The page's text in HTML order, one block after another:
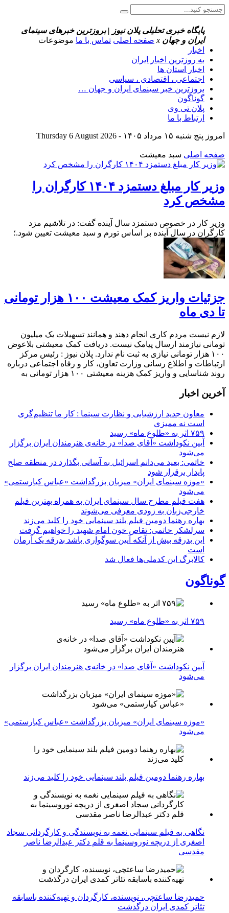
پایگاه خبری تحلیلی پلان نیوز | بروزترین خبرهای سینمای
ایران و جهان x صفحه اصلی تماس با ما موضوعات
اخبار
به روزترین اخبار ایران
اخبار استان ها
اجتماعی ، اقتصادی ، سیاسی
بروزترین خبر سینمای ایران و جهان …
گوناگون
پلان تی وی
ارتباط با ما
امروز پنج شنبه ۱۵ مرداد ۱۴۰۵ - Thursday 6 August 2026
صفحه اصلی سبد معیشت
وزیر کار مبلغ دستمزد ۱۴۰۴ کارگران را
مشخص کرد
وزیر کار در خصوص دستمزد سال آینده گفت: در تلاشیم مزد
کارگران در سال آینده بر اساس تورم و سبد معیشت تعیین شود.؛
جزئیات واریز کمک معیشت ۱۰۰ هزار تومانی
تا دی ماه
لازم نیست مردم کاری انجام دهند و همانند تسهیلات یک میلیون
تومانی نیازمند ارسال پیامک نیست. دریافت کمک معیشتی بلاعوض
۱۰۰ هزار تومانی نیازی به ثبت نام ندارد. پلان نیوز : رئیس مرکز
ارتباطات و اطلاع رسانی وزارت تعاون، کار و رفاه اجتماعی درباره
روند شناسایی و واریز کمک هزینه معیشتی ۱۰۰ هزار تومانی به
آخرین اخبار
معاون جدید ارزشیابی و نظارت سینما : کار ما تنظیم‌گری
است نه ممیزی
۷۵۹ اثر به «طلوع ماه» رسید
آیین نکوداشت «آقای صدا» در خانه‌ی هنرمندان ایران برگزار
می‌شود
خاتمی: بعید می‌دانم اسرائیل به آسانی بگذارد در منطقه صلح
پایدار برقرار شود
«موزه سینمای ایران» میزبان بزرگداشت «عباس کیارستمی»
می‌شود
هفت فیلم مطرح سال سینمای ایران به همراه بهترین فیلم
خارجی‌زبان به زودی معرفی می‌شوند
بهاره رهنما دومین فیلم بلند سینمایی خود را کلید می‌زند
سرلشکر حاتمی: تقاص خون امام شهید را خواهیم گرفت
این بدرقه بیش از آنکه آیین سوگواری باشد بدرقه یک آرمان
است
کالابرگ این کدملی‌ها فعال شد
گوناگون
۷۵۹ اثر به «طلوع ماه» رسید
آیین نکوداشت «آقای صدا» در خانه‌ی هنرمندان ایران برگزار
می‌شود
«موزه سینمای ایران» میزبان بزرگداشت «عباس کیارستمی»
می‌شود
بهاره رهنما دومین فیلم بلند سینمایی خود را کلید می‌زند
نگاهی به فیلم سینمایی نغمه به نویسندگی و کارگردانی سجاد
اصغری از دریچه نوروسینما به قلم دکتر عبدالرضا ناصر
مقدسی
حمیدرضا ساعتچی، نویسنده، کارگردان و تهیه‌کننده باسابقه
تئاتر کمدی ایران درگذشت